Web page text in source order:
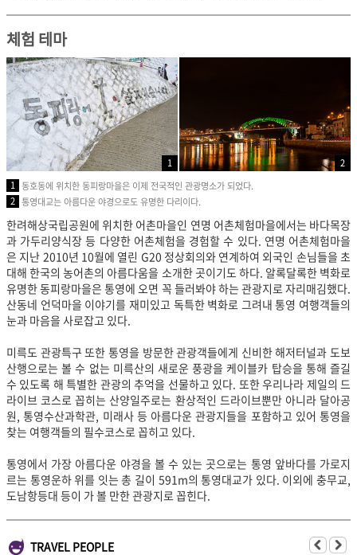
체험 테마
1
2
1 동호동에 위치한 동피랑마을은 이제 전국적인 관광명소가 되었다.
2 통영대교는 아름다운 야경으로도 유명한 다리이다.
한려해상국립공원에 위치한 어촌마을인 연명 어촌체험마을에서는 바다목장
과 가두리양식장 등 다양한 어촌체험을 경험할 수 있다. 연명 어촌체험마을
은 지난 2010년 10월에 열린 G20 정상회의와 연계하여 외국인 손님들을 초
대해 한국의 농어촌의 아름다움을 소개한 곳이기도 하다. 알록달록한 벽화로
유명한 동피랑마을은 통영에 오면 꼭 들러봐야 하는 관광지로 자리매김했다.
산동네 언덕마을 이야기를 재미있고 독특한 벽화로 그려내 통영 여행객들의
눈과 마음을 사로잡고 있다.
미륵도 관광특구 또한 통영을 방문한 관광객들에게 신비한 해저터널과 도보
산행으로는 볼 수 없는 미륵산의 새로운 풍광을 케이블카 탑승을 통해 즐길
수 있도록 해 특별한 관광의 추억을 선물하고 있다. 또한 우리나라 제일의 드
라이브 코스로 꼽히는 산양일주로는 환상적인 드라이브뿐만 아니라 달아공
원, 통영수산과학관, 미래사 등 아름다운 관광지들을 포함하고 있어 통영을
찾는 여행객들의 필수코스로 꼽히고 있다.
통영에서 가장 아름다운 야경을 볼 수 있는 곳으로는 통영 앞바다를 가로지
르는 통영운하 위를 잇는 총 길이 591m의 통영대교가 있다. 이외에 충무교,
도남항등대 등이 가 볼 만한 관광지로 꼽힌다.
TRAVEL PEOPLE